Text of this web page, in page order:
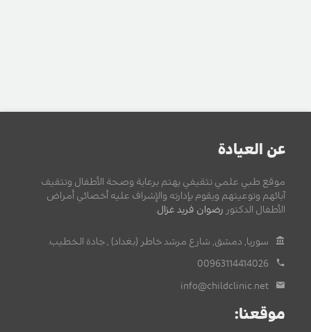
عن العيادة
موقع طبي علمي تثقيفي يهتم برعاية وصحة الأطفال وتثقيف
آبائهم وتوعيتهم ويقوم بإدارته والإشراف عليه أخصائي أمراض
الأطفال الدكتور رضوان فريد غزال
سوريا, دمشق, شارع مرشد خاطر (بغداد) , جادة الخطيب.
00963114414026
info@childclinic.net
موقعنا: